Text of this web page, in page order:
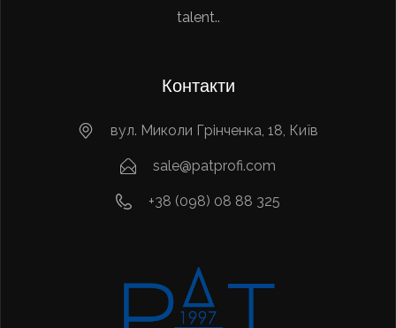
talent..
Контакти
вул. Миколи Грінченка, 18, Київ
sale@patprofi.com
+38 (098) 08 88 325